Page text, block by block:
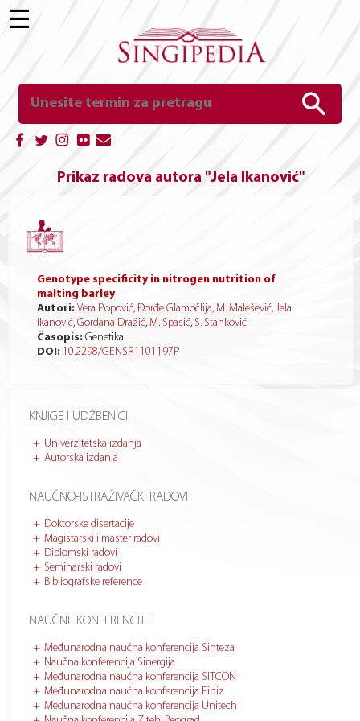
☰
Prikaz radova autora "Jela Ikanović"
KNJIGE I UDŽBENICI
Univerzitetska izdanja
Autorska izdanja
NAUČNO-ISTRAŽIVAČKI RADOVI
Doktorske disertacije
Magistarski i master radovi
Diplomski radovi
Seminarski radovi
Bibliografske reference
NAUČNE KONFERENCIJE
Međunarodna naučna konferencija Sinteza
Naučna konferencija Sinergija
Međunarodna naučna konferencija SITCON
Međunarodna naučna konferencija Finiz
Međunarodna naučna konferencija Unitech
Genotype specificity in nitrogen nutrition of
malting barley
Autori: Vera Popović, Đorđe Glamočlija, M. Malešević, Jela
Ikanović, Gordana Dražić, M. Spasić, S. Stanković
Časopis: Genetika
DOI: 10.2298/GENSR1101197P